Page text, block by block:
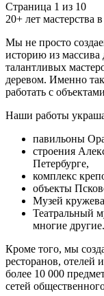
Страница 1 из 10
20+ лет мастерства
Мы не просто
историю из массива
талантливых
деревом. Именно
работать с
Наши работы
павильоны
строения
Петербурге,
комплекс
объекты
Музей
Театральный
многие другие.
Кроме того, мы
ресторанов,
более 10 000
сетей